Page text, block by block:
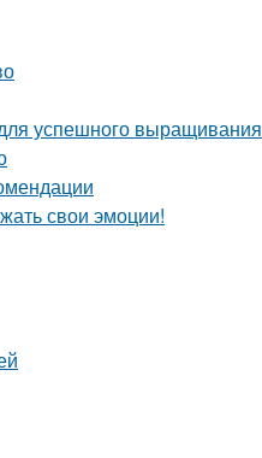
успешного выращивания
свои эмоции!